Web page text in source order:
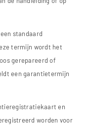
standaard
termijn wordt het
gerepareerd of
een garantietermijn
en
worden voor